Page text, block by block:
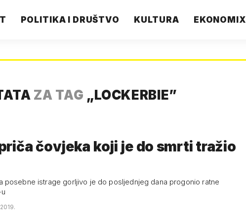
POLITIKA I DRUŠTVO KULTURA EKONOMIX
ZA TAG „LOCKERBIE”
čovjeka koji je do smrti tražio
posebne istrage gorljivo je do posljednjeg dana progonio ratne